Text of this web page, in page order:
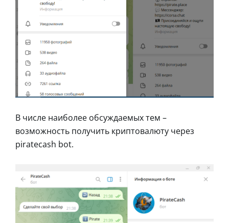
В числе наиболее обсуждаемых тем –
возможность получить криптовалюту через
piratecash bot.